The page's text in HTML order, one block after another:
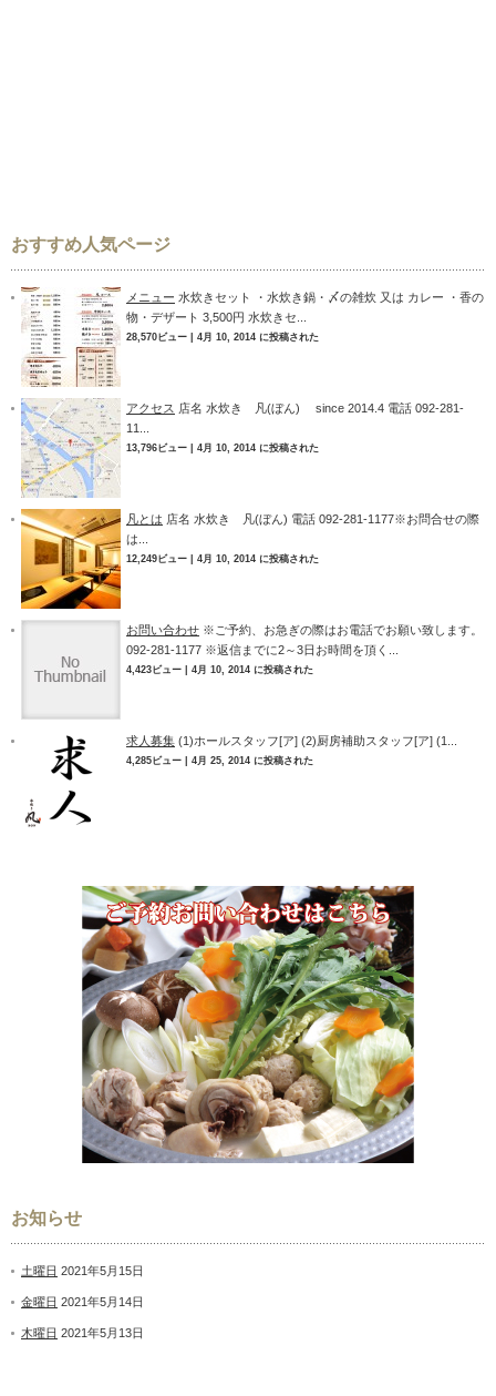
おすすめ人気ページ
メニュー 水炊きセット ・水炊き鍋・〆の雑炊 又は カレー ・香の
物・デザート 3,500円 水炊きセ...
28,570ビュー 4月 10, 2014 に投稿された
アクセス 店名 水炊き 凡(ぼん) since 2014.4 電話 092-281-
11...
13,796ビュー 4月 10, 2014 に投稿された
凡とは 店名 水炊き 凡(ぼん) 電話 092-281-1177※お問合せの際
は...
12,249ビュー 4月 10, 2014 に投稿された
お問い合わせ ※ご予約、お急ぎの際はお電話でお願い致します。
092-281-1177 ※返信までに2～3日お時間を頂く...
4,423ビュー 4月 10, 2014 に投稿された
求人募集 (1)ホールスタッフ[ア] (2)厨房補助スタッフ[ア] (1...
4,285ビュー 4月 25, 2014 に投稿された
お知らせ
土曜日 2021年5月15日
金曜日 2021年5月14日
木曜日 2021年5月13日